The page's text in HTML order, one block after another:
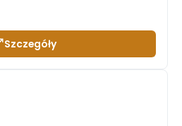
Szczegóły